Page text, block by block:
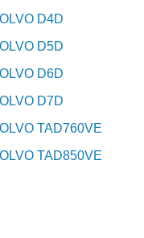
D4D
D5D
D6D
D7D
TAD760VE
TAD850VE